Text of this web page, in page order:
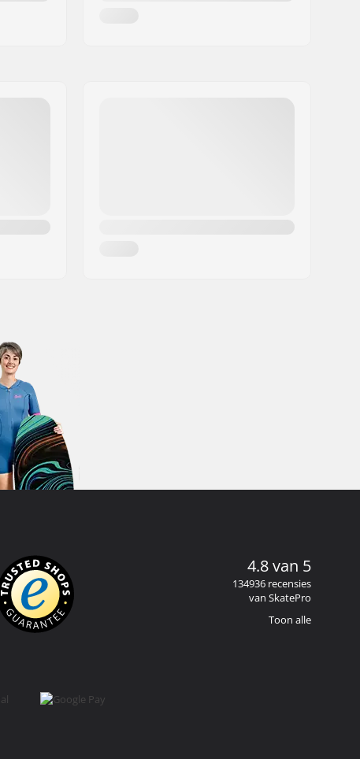
4.8 van 5
134936 recensies
van SkatePro
Toon alle